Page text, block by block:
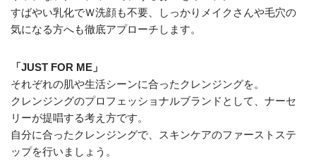
すばやい乳化でＷ洗顔も不要、しっかりメイクさんや毛穴の
気になる方へも徹底アプローチします。
「JUST FOR ME」
それぞれの肌や生活シーンに合ったクレンジングを。
クレンジングのプロフェッショナルブランドとして、ナーセ
リーが提唱する考え方です。
自分に合ったクレンジングで、スキンケアのファーストステ
ップを行いましょう。